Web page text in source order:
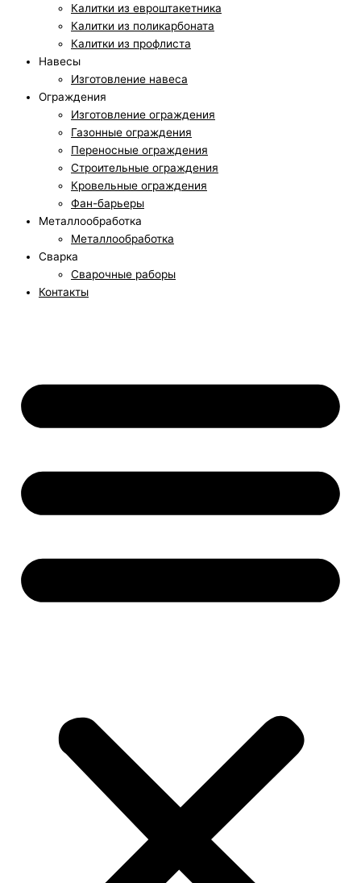
Калитки из евроштакетника
Калитки из поликарбоната
Калитки из профлиста
Навесы
Изготовление навеса
Ограждения
Изготовление ограждения
Газонные ограждения
Переносные ограждения
Строительные ограждения
Кровельные ограждения
Фан-барьеры
Металлообработка
Металлообработка
Сварка
Сварочные раборы
Контакты